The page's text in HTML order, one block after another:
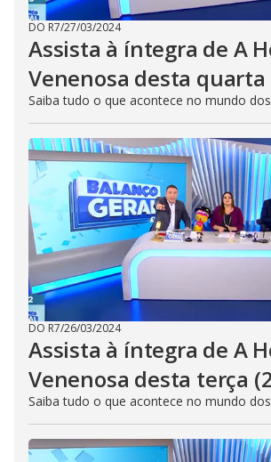
DO R7/27/03/2024
Assista à íntegra de A
Venenosa desta quarta
Saiba tudo o que acontece no mundo
DO R7/26/03/2024
Assista à íntegra de A
Venenosa desta terça
Saiba tudo o que acontece no mundo